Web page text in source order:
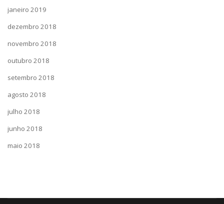
janeiro 2019
dezembro 2018
novembro 2018
outubro 2018
setembro 2018
agosto 2018
julho 2018
junho 2018
maio 2018